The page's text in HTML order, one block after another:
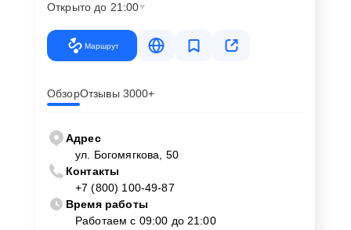
Открыто до 21:00
Маршрут
ОбзорОтзывы 3000+
Адрес
ул. Богомягкова, 50
Контакты
+7 (800) 100-49-87
Время работы
Работаем с 09:00 до 21:00